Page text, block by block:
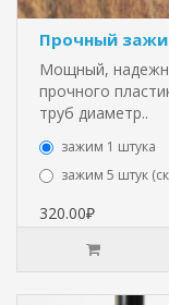
Прочный
Мощный,
прочного
труб диаметр..
зажим 1 штука
зажим 5 штук
320.00₽